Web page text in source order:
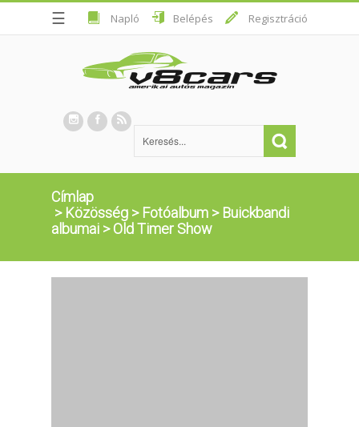
☰ Napló Belépés Regisztráció
Címlap
> Közösség > Fotóalbum > Buickbandi
albumai >Old Timer Show